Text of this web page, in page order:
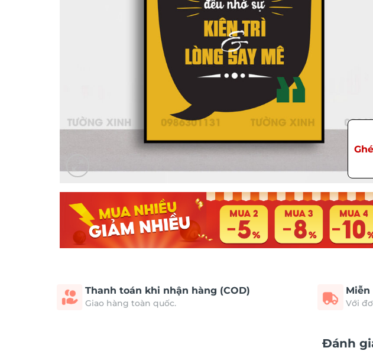
Thanh toán khi nhận hàng (COD)
Giao hàng toàn quốc.
Miễn
Với
Đánh